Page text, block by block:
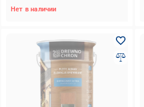
Нет в наличии